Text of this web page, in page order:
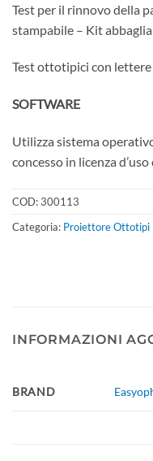
Test per il rinnovo della
stampabile – Kit
Test ottotipici con
SOFTWARE
Utilizza sistema
concesso in licenza
COD:300113
Categoria: Proiettore Ottotipi
INFORMAZIONI
BRAND